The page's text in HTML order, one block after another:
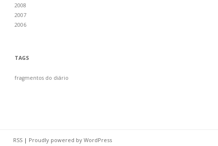
2008
2007
2006
TAGS
fragmentos do diário
RSS | Proudly powered by WordPress